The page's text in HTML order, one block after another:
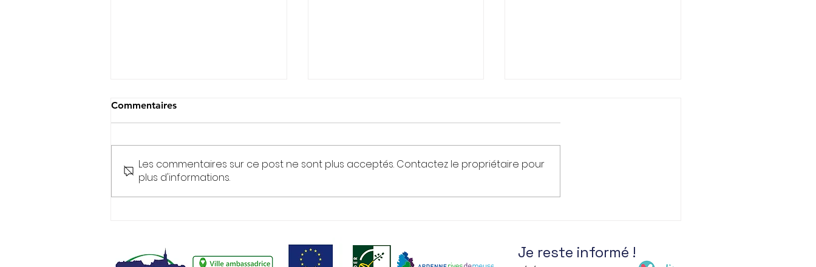
Dossiers d'inscription pour
Fumay à vélo !
Commentaires
Les commentaires sur ce post ne sont plus acceptés. Contactez le propriétaire pour
plus d'informations.
Je reste informé !